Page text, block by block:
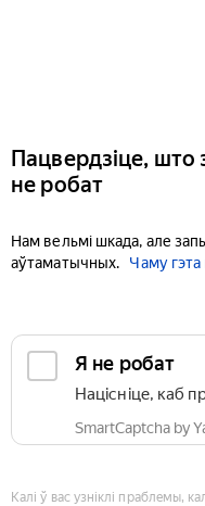
Пацвердзіце, што
не робат
Нам вельмі шкада, але
аўтаматычных.
Чаму
Я не робат
Націсніце, каб
SmartCaptcha by
Калі ў вас узніклі праблемы,